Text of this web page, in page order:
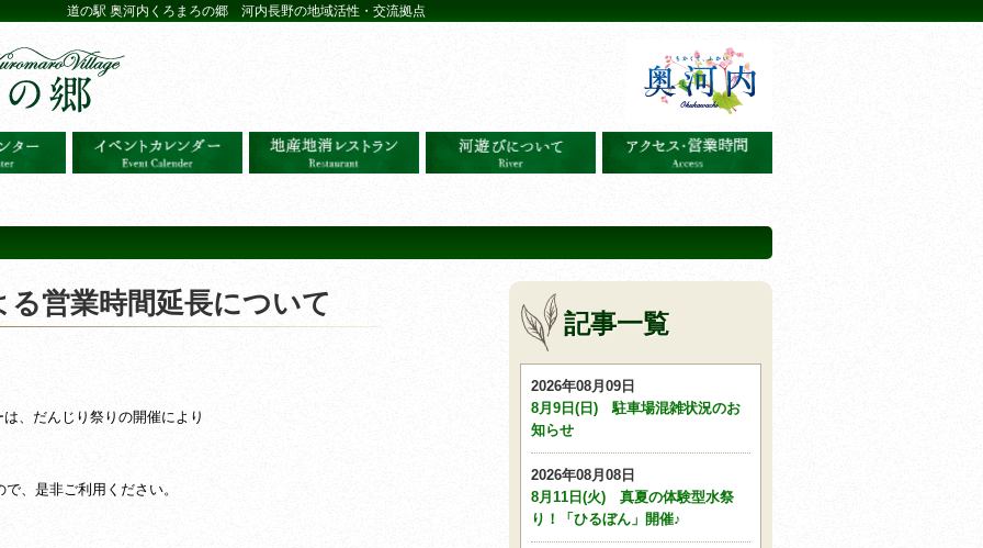
道の駅 奥河内くろまろの郷 河内長野の地域活性・交流拠点
営業時間延長について
、だんじり祭りの開催により
、是非ご利用ください。
記事一覧
2026年08月09日
8月9日(日) 駐車場混雑状況のお
知らせ
2026年08月08日
8月11日(火) 真夏の体験型水祭
り！「ひるぼん」開催♪